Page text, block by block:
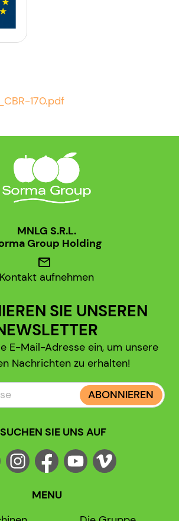
170.pdf
MNLG S.R.L.
Group Holding
mail
Kontakt aufnehmen
SIE UNSEREN
E-Mail-Adresse ein, um unsere
Nachrichten zu erhalten!
ABONNIEREN
SIE UNS AUF
MENU